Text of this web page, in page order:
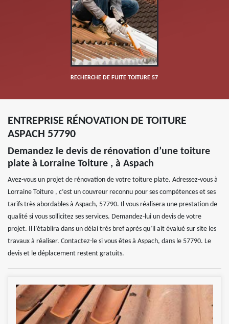
RECHERCHE DE FUITE TOITURE 57
ENTREPRISE RÉNOVATION DE TOITURE
ASPACH 57790
Demandez le devis de rénovation d’une toiture
plate à Lorraine Toiture , à Aspach
Avez-vous un projet de rénovation de votre toiture plate. Adressez-vous à
Lorraine Toiture , c’est un couvreur reconnu pour ses compétences et ses
tarifs très abordables à Aspach, 57790. Il vous réalisera une prestation de
qualité si vous sollicitez ses services. Demandez-lui un devis de votre
projet. Il l’établira dans un délai très bref après qu’il ait évalué sur site les
travaux à réaliser. Contactez-le si vous êtes à Aspach, dans le 57790. Le
devis et le déplacement restent gratuits.